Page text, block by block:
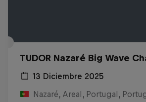
TUDOR Nazaré Big Wave
13 Diciembre 2025
Nazaré, Areal, Portugal,